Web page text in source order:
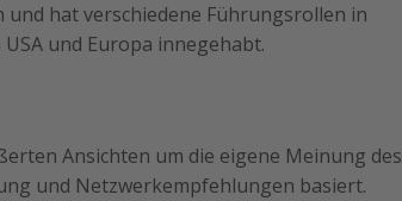
und hat verschiedene Führungsrollen in
und Europa innegehabt.
Ansichten um die eigene Meinung des
und Netzwerkempfehlungen basiert.